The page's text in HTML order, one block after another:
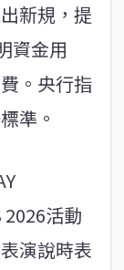
新規，提
資金用
。央行指
準。
2026活動
演說時表